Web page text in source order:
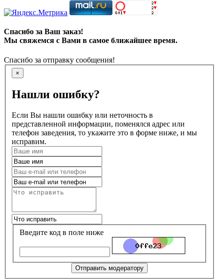
Спасибо за Ваш заказ!
Мы свяжемся с Вами в самое ближайшее время.
Спасибо за отправку сообщения!
×
Нашли ошибку?
Если Вы нашли ошибку или неточность в
представленной информации, поменялся адрес или
телефон заведения, то укажите это в форме ниже, и мы
исправим.
Введите код в поле ниже
Отправить модератору